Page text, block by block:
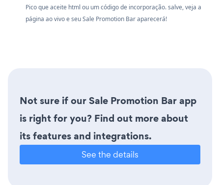
Pico que aceite html ou um código de incorporação. salve, veja a
página ao vivo e seu Sale Promotion Bar aparecerá!
Not sure if our Sale Promotion Bar app
is right for you? Find out more about
its features and integrations.
See the details